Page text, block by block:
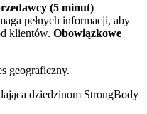
(5 minut)
pełnych informacji, aby
klientów. Obowiązkowe
geograficzny.
dziedzinom StrongBody